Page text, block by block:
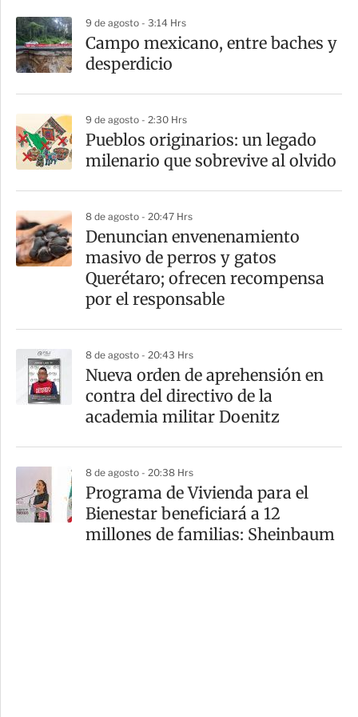
a
r
t
i
r
9 de agosto - 3:14 Hrs
Campo mexicano, entre baches y
desperdicio
9 de agosto - 2:30 Hrs
Pueblos originarios: un legado
milenario que sobrevive al olvido
8 de agosto - 20:47 Hrs
Denuncian envenenamiento
masivo de perros y gatos
Querétaro; ofrecen recompensa
por el responsable
8 de agosto - 20:43 Hrs
Nueva orden de aprehensión en
contra del directivo de la
academia militar Doenitz
8 de agosto - 20:38 Hrs
Programa de Vivienda para el
Bienestar beneficiará a 12
millones de familias: Sheinbaum